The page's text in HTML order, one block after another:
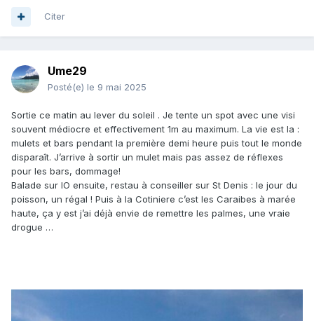
Citer
Ume29
Posté(e) le 9 mai 2025
Sortie ce matin au lever du soleil . Je tente un spot avec une visi
souvent médiocre et effectivement 1m au maximum. La vie est la :
mulets et bars pendant la première demi heure puis tout le monde
disparaît. J’arrive à sortir un mulet mais pas assez de réflexes
pour les bars, dommage!
Balade sur IO ensuite, restau à conseiller sur St Denis : le jour du
poisson, un régal ! Puis à la Cotiniere c’est les Caraibes à marée
haute, ça y est j’ai déjà envie de remettre les palmes, une vraie
drogue …